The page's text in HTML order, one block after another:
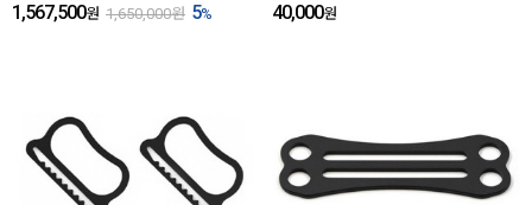
1,567,500원 1,650,000원 5% 40,000원